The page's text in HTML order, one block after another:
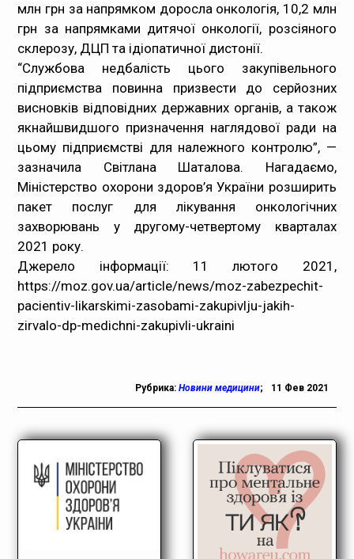
млн грн за напрямком доросла онкологія, 10,2 млн
грн за напрямками дитячої онкології, розсіяного
склерозу, ДЦП та ідіопатичної дистонії.
“Службова недбалість цього закупівельного
підприємства повинна призвести до серйозних
висновків відповідних державних органів, а також
якнайшвидшого призначення наглядової ради на
цьому підприємстві для належного контролю”, —
зазначила Світлана Шаталова. Нагадаємо,
Міністерство охорони здоров’я України розширить
пакет послуг для лікування онкологічних
захворювань у другому-четвертому кварталах
2021 року.
Джерело інформації: 11 лютого 2021,
https://moz.gov.ua/article/news/moz-zabezpechit-
pacientiv-likarskimi-zasobami-zakupivlju-jakih-
zirvalo-dp-medichni-zakupivli-ukraini
Рубрика: Новини медицини; 11 Фев 2021